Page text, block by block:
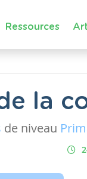
Ressources
la
de niveau